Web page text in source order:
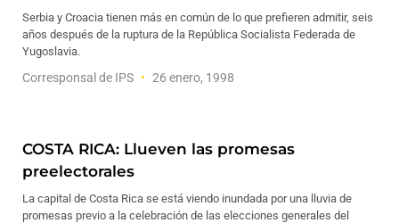
Serbia y Croacia tienen más en común de lo que prefieren admitir, seis
años después de la ruptura de la República Socialista Federada de
Yugoslavia.
Corresponsal de IPS 26 enero, 1998
COSTA RICA: Llueven las promesas
preelectorales
La capital de Costa Rica se está viendo inundada por una lluvia de
promesas previo a la celebración de las elecciones generales del